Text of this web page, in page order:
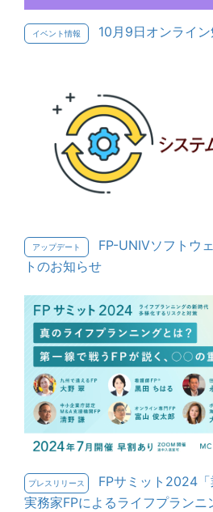
イベント情報 10月9日オンライ
アップデート
FP-UNIVソフトウ
トのお知らせ
プレスリリース
FPサミット2024
実務家FPによるライフプラン